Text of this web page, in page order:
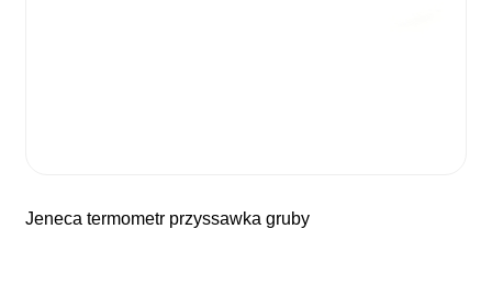
jeneca termometr przyssawka gruby